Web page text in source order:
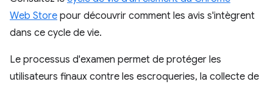
Web Store pour découvrir comment les avis s'intègrent
dans ce cycle de vie.
Le processus d'examen permet de protéger les
utilisateurs finaux contre les escroqueries, la collecte de